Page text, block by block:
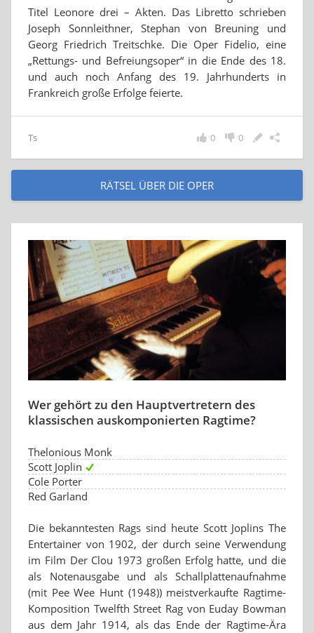
Titel Leonore drei – Akten. Das Libretto schrieben
Joseph Sonnleithner, Stephan von Breuning und
Georg Friedrich Treitschke. Die Oper Fidelio, eine
„Rettungs- und Befreiungsoper“ in die Ende des 18.
und auch noch Anfang des 19. Jahrhunderts in
Frankreich große Erfolge feierte.
Ts 0
0
RÄTSEL ÜBER DIE OPER
Wer gehört zu den Hauptvertretern des
klassischen auskomponierten Ragtime?
Thelonious Monk
Scott Joplin
Cole Porter
Red Garland
Die bekanntesten Rags sind heute Scott Joplins The
Entertainer von 1902, der durch seine Verwendung
im Film Der Clou 1973 großen Erfolg hatte, und die
als Notenausgabe und als Schallplattenaufnahme
(mit Pee Wee Hunt (1948)) meistverkaufte Ragtime-
Komposition Twelfth Street Rag von Euday Bowman
aus dem Jahr 1914, als das Ende der Ragtime-Ära